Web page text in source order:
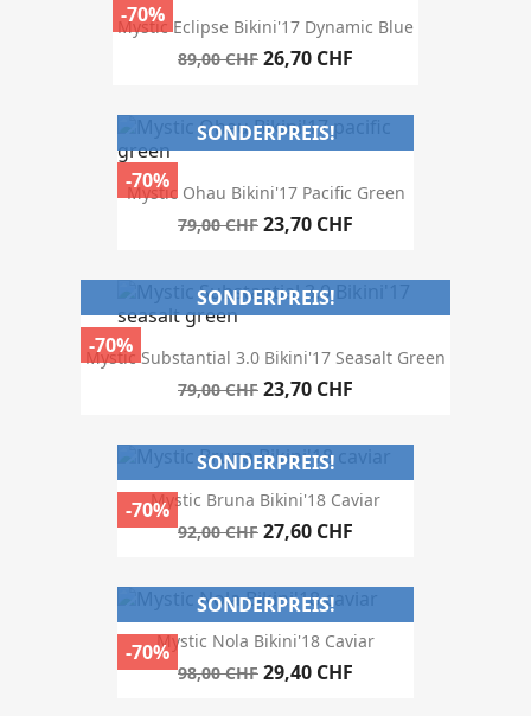
Mystic Eclipse Bikini'17 Dynamic Blue
89,00 CHF 26,70 CHF
-70%
Mystic Ohau Bikini'17 Pacific Green
79,00 CHF 23,70 CHF
SONDERPREIS!
-70%
Mystic Substantial 3.0 Bikini'17 Seasalt Green
79,00 CHF 23,70 CHF
SONDERPREIS!
-70%
Mystic Bruna Bikini'18 Caviar
92,00 CHF 27,60 CHF
SONDERPREIS!
-70%
Mystic Nola Bikini'18 Caviar
98,00 CHF 29,40 CHF
SONDERPREIS!
-70%